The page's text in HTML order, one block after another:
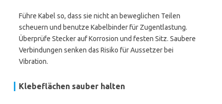
Führe Kabel so, dass sie nicht an beweglichen Teilen
scheuern und benutze Kabelbinder für Zugentlastung.
Überprüfe Stecker auf Korrosion und festen Sitz. Saubere
Verbindungen senken das Risiko für Aussetzer bei
Vibration.
Klebeflächen sauber halten